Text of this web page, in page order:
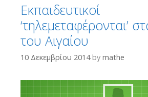
Εκπαιδευτικοί
‘τηλεμεταφέρονται’
του Αιγαίου
10 Δεκεμβρίου 2014 by mathe